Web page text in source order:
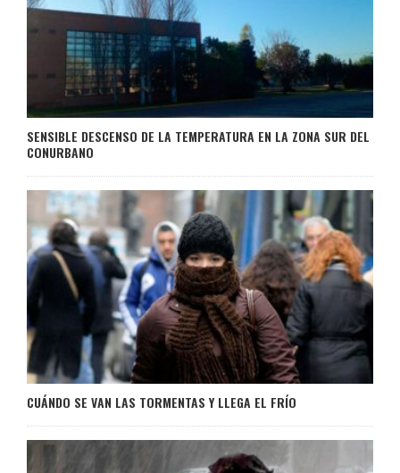
SENSIBLE DESCENSO DE LA TEMPERATURA EN LA ZONA SUR DEL
CONURBANO
CUÁNDO SE VAN LAS TORMENTAS Y LLEGA EL FRÍO